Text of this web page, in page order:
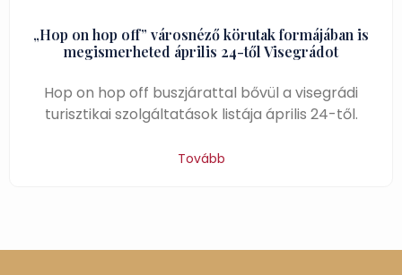
„Hop on hop off” városnéző körutak formájában is
megismerheted április 24-től Visegrádot
Hop on hop off buszjárattal bővül a visegrádi
turisztikai szolgáltatások listája április 24-től.
Tovább